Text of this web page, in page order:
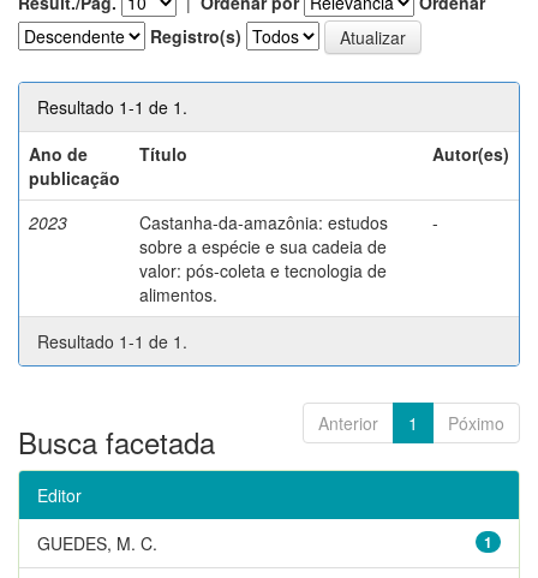
Registro(s)
Resultado 1-1 de 1.
Ano de
publicação
Título Autor(es)
2023
Castanha-da-amazônia: estudos
sobre a espécie e sua cadeia de
valor: pós-coleta e tecnologia de
alimentos.
-
Resultado 1-1 de 1.
Anterior 1 Póximo
Busca facetada
Editor
1
GUEDES, M. C.